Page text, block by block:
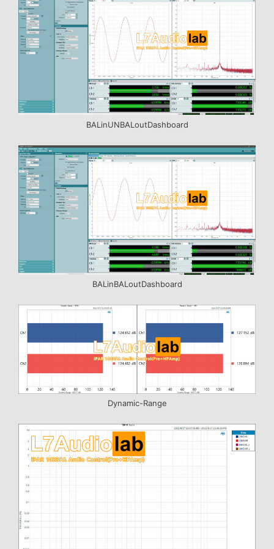
BALinUNBALoutDashboard
BALinBALoutDashboard
Dynamic-Range